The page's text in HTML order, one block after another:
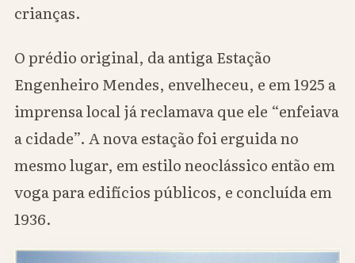
crianças.
O prédio original, da antiga Estação
Engenheiro Mendes, envelheceu, e em 1925 a
imprensa local já reclamava que ele “enfeiava
a cidade”. A nova estação foi erguida no
mesmo lugar, em estilo neoclássico então em
voga para edifícios públicos, e concluída em
1936.